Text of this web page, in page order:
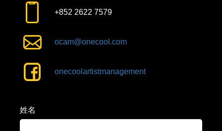
+852 2622 7579
ocam@onecool.com
onecoolartistmanagement
姓名